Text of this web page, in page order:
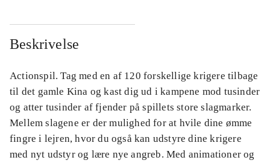
Beskrivelse
Actionspil. Tag med en af 120 forskellige krigere tilbage
til det gamle Kina og kast dig ud i kampene mod tusinder
og atter tusinder af fjender på spillets store slagmarker.
Mellem slagene er der mulighed for at hvile dine ømme
fingre i lejren, hvor du også kan udstyre dine krigere
med nyt udstyr og lære nye angreb. Med animationer og